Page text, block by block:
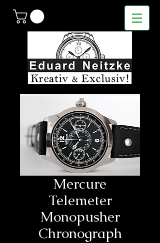
Mercure
Telemeter
Monopusher
Chronograph